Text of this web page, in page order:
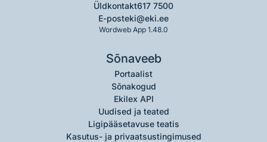
Üldkontakt617 7500
E-posteki@eki.ee
Wordweb App 1.48.0
Sõnaveeb
Portaalist
Sõnakogud
Ekilex API
Uudised ja teated
Ligipääsetavuse teatis
Kasutus- ja privaatsustingimused